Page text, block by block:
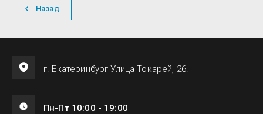
Назад
г. Екатеринбург Улица Токарей, 26.
Пн-Пт 10:00 - 19:00